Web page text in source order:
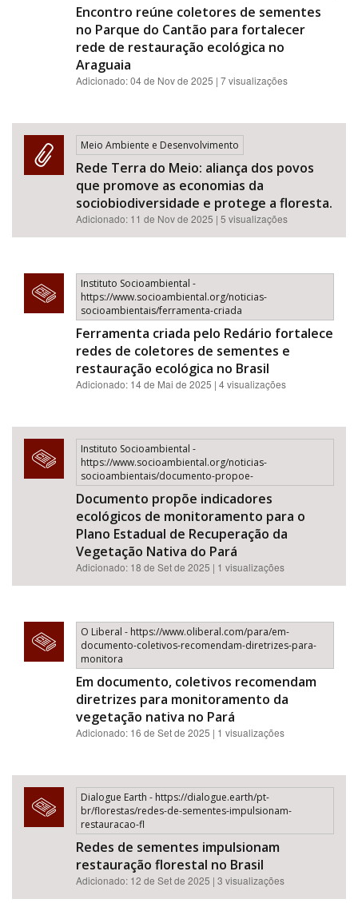
BUSCAR
Encontro reúne coletores de sementes
no Parque do Cantão para fortalecer
rede de restauração ecológica no
Araguaia
Adicionado: 04 de Nov de 2025 | 7 visualizações
Meio Ambiente e Desenvolvimento
Rede Terra do Meio: aliança dos povos
que promove as economias da
sociobiodiversidade e protege a floresta.
Adicionado: 11 de Nov de 2025 | 5 visualizações
Instituto Socioambiental -
https://www.socioambiental.org/noticias-
socioambientais/ferramenta-criada
Ferramenta criada pelo Redário fortalece
redes de coletores de sementes e
restauração ecológica no Brasil
Adicionado: 14 de Mai de 2025 | 4 visualizações
Instituto Socioambiental -
https://www.socioambiental.org/noticias-
socioambientais/documento-propoe-
Documento propõe indicadores
ecológicos de monitoramento para o
Plano Estadual de Recuperação da
Vegetação Nativa do Pará
Adicionado: 18 de Set de 2025 | 1 visualizações
O Liberal - https://www.oliberal.com/para/em-
documento-coletivos-recomendam-diretrizes-para-
monitora
Em documento, coletivos recomendam
diretrizes para monitoramento da
vegetação nativa no Pará
Adicionado: 16 de Set de 2025 | 1 visualizações
Dialogue Earth - https://dialogue.earth/pt-
br/florestas/redes-de-sementes-impulsionam-
restauracao-fl
Redes de sementes impulsionam
restauração florestal no Brasil
Adicionado: 12 de Set de 2025 | 3 visualizações